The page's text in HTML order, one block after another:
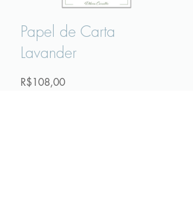
Papel de Carta
Lavander
R$108,00Preço